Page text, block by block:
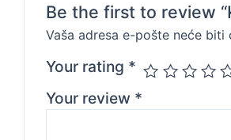
Be the first to review
Vaša adresa e-pošte neće biti
Your rating *
Your review *